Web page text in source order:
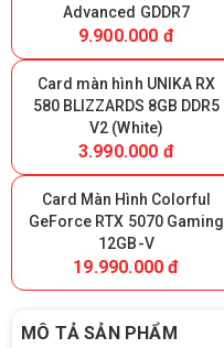
Advanced GDDR7
9.900.000 đ
Card màn hình UNIKA RX
580 BLIZZARDS 8GB DDR5
V2 (White)
3.990.000 đ
Card Màn Hình Colorful
GeForce RTX 5070 Gaming
12GB-V
19.990.000 đ
MÔ TẢ SẢN PHẨM